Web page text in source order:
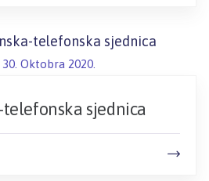
telefonska sjednica
30. Oktobra 2020.
sjednica